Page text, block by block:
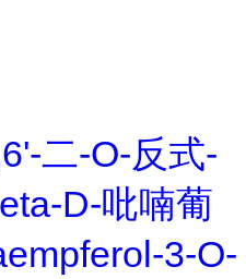
二-O-反式-
D-吡喃葡
3-O-